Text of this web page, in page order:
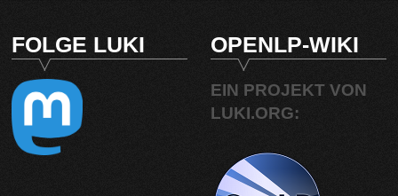
FOLGE LUKI OPENLP-WIKI
EIN PROJEKT VON
LUKI.ORG: